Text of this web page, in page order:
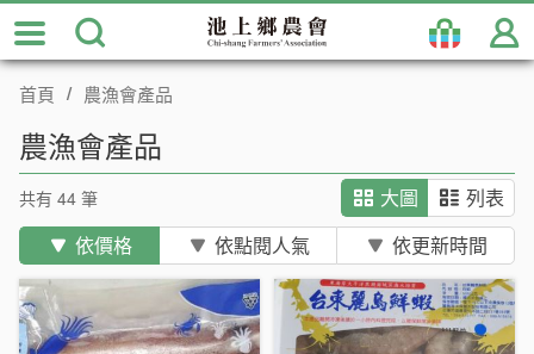
跳
到
主
首頁 農漁會產品
農漁會產品
共有 44 筆
依價格
依點閱人氣 依更新時間
大圖 列表